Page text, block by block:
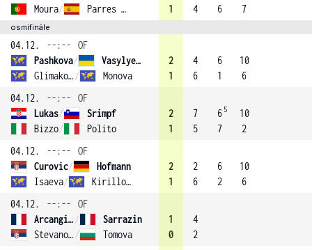
Moura/ Parres Azcoitia
1
4
6
7
osmifinále
04.12. --:--
OF
Pashkova/
Vasylyeva (1)
Glimakova / Monova
2
1
4
6
6
1
10
6
04.12.
--:--
OF
Lukas/
Srimpf
Bizzo/ Polito
2
1
7
5
6 5
7
10
2
04.12.
--:--
OF
Curovic/
Hofmann
Isaeva/ Kirillova (4)
2
1
2
6
6
2
10
6
04.12.
--:--
OF
Arcangioli /
Sarrazin
Stevanovic / Tomova
1
0
4
2